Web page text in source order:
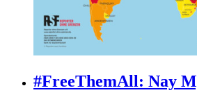
#FreeThemAll: Nay